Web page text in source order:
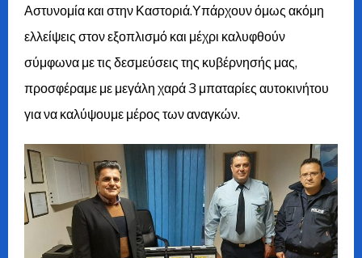
Αστυνομία και στην Καστοριά.Υπάρχουν όμως ακόμη
ελλείψεις στον εξοπλισμό και μέχρι καλυφθούν
σύμφωνα με τις δεσμεύσεις της κυβέρνησής μας,
προσφέραμε με μεγάλη χαρά 3 μπαταρίες αυτοκινήτου
για να καλύψουμε μέρος των αναγκών.